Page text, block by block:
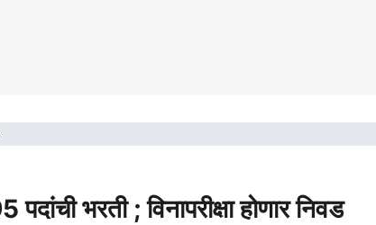
भरती ; विनापरीक्षा होणार निवड